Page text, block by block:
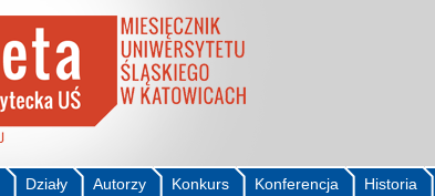
Historia
Konferencja
Konkurs
Autorzy
Działy